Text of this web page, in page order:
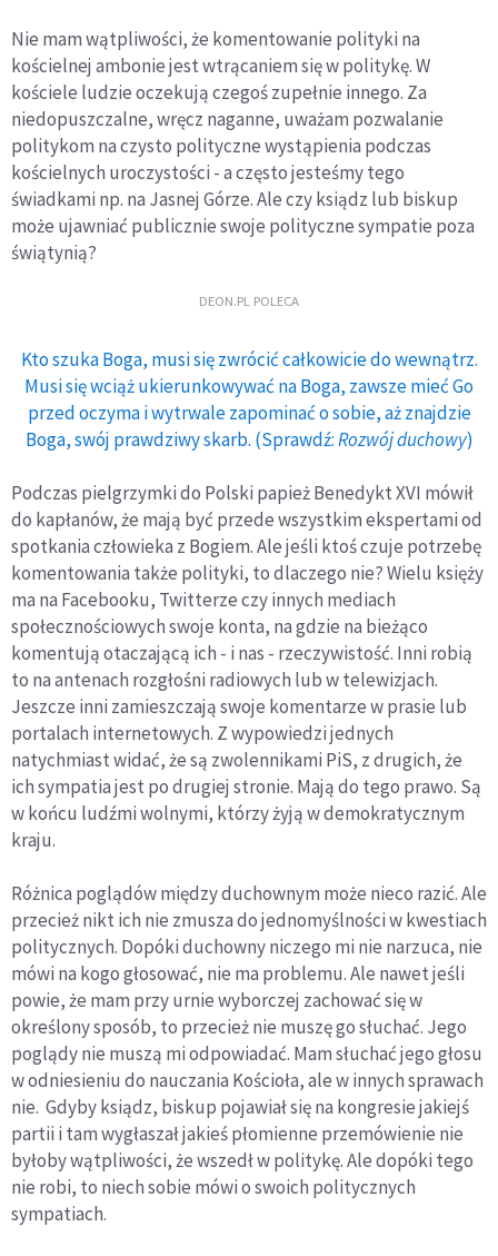
Nie mam wątpliwości, że komentowanie polityki na
kościelnej ambonie jest wtrącaniem się w politykę. W
kościele ludzie oczekują czegoś zupełnie innego. Za
niedopuszczalne, wręcz naganne, uważam pozwalanie
politykom na czysto polityczne wystąpienia podczas
kościelnych uroczystości - a często jesteśmy tego
świadkami np. na Jasnej Górze. Ale czy ksiądz lub biskup
może ujawniać publicznie swoje polityczne sympatie poza
świątynią?
DEON.PL POLECA
Kto szuka Boga, musi się zwrócić całkowicie do wewnątrz.
Musi się wciąż ukierunkowywać na Boga, zawsze mieć Go
przed oczyma i wytrwale zapominać o sobie, aż znajdzie
Boga, swój prawdziwy skarb. (Sprawdź:Rozwój duchowy)
Podczas pielgrzymki do Polski papież Benedykt XVI mówił
do kapłanów, że mają być przede wszystkim ekspertami od
spotkania człowieka z Bogiem. Ale jeśli ktoś czuje potrzebę
komentowania także polityki, to dlaczego nie? Wielu księży
ma na Facebooku, Twitterze czy innych mediach
społecznościowych swoje konta, na gdzie na bieżąco
komentują otaczającą ich - i nas - rzeczywistość. Inni robią
to na antenach rozgłośni radiowych lub w telewizjach.
Jeszcze inni zamieszczają swoje komentarze w prasie lub
portalach internetowych. Z wypowiedzi jednych
natychmiast widać, że są zwolennikami PiS, z drugich, że
ich sympatia jest po drugiej stronie. Mają do tego prawo. Są
w końcu ludźmi wolnymi, którzy żyją w demokratycznym
kraju.
Różnica poglądów między duchownym może nieco razić. Ale
przecież nikt ich nie zmusza do jednomyślności w kwestiach
politycznych. Dopóki duchowny niczego mi nie narzuca, nie
mówi na kogo głosować, nie ma problemu. Ale nawet jeśli
powie, że mam przy urnie wyborczej zachować się w
określony sposób, to przecież nie muszę go słuchać. Jego
poglądy nie muszą mi odpowiadać. Mam słuchać jego głosu
w odniesieniu do nauczania Kościoła, ale w innych sprawach
nie. Gdyby ksiądz, biskup pojawiał się na kongresie jakiejś
partii i tam wygłaszał jakieś płomienne przemówienie nie
byłoby wątpliwości, że wszedł w politykę. Ale dopóki tego
nie robi, to niech sobie mówi o swoich politycznych
sympatiach.